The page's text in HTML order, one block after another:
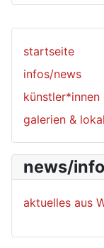
startseite
infos/news
künstler*innen
galerien &
news/
aktuelles aus